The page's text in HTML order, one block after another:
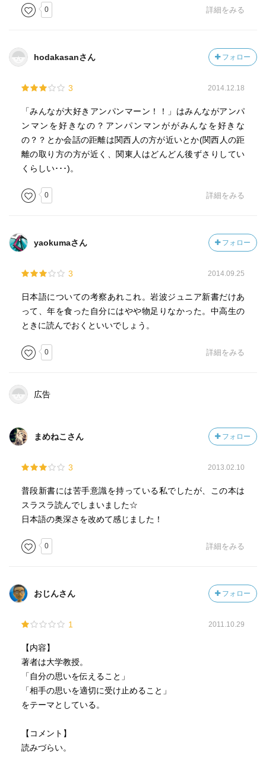
◇新書で日本語を知ろう
分かっているようで分からない日本語。まずは知ることで
う。大切なのは気持ちですが、誤解を招かない表現もまた
大切です。大学生として、社会人として知っておいて損が
0 詳細をみる
hodakasanさん フォロー
3 2014.12.18
「みんなが大好きアンパンマーン！！」はみんながアンパ
ンマンを好きなの？アンパンマンががみんなを好きな
の？？とか会話の距離は関西人の方が近いとか(関西人の距
離の取り方の方が近く、関東人はどんどん後ずさりしてい
くらしい･･･)。
0 詳細をみる
yaokumaさん フォロー
3 2014.09.25
日本語についての考察あれこれ。岩波ジュニア新書だけあ
って、年を食った自分にはやや物足りなかった。中高生の
ときに読んでおくといいでしょう。
0 詳細をみる
広告
まめねこさん フォロー
3 2013.02.10
普段新書には苦手意識を持っている私でしたが、この本は
スラスラ読んでしまいました☆
日本語の奥深さを改めて感じました！
0 詳細をみる
おじんさん フォロー
1 2011.10.29
【内容】
著者は大学教授。
「自分の思いを伝えること」
「相手の思いを適切に受け止めること」
をテーマとしている。
【コメント】
読みづらい。